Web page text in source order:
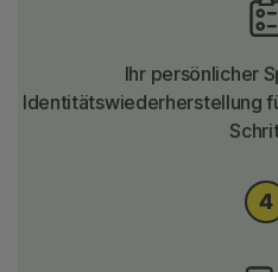
Ihr persönlicher
Identitätswiederherstellung